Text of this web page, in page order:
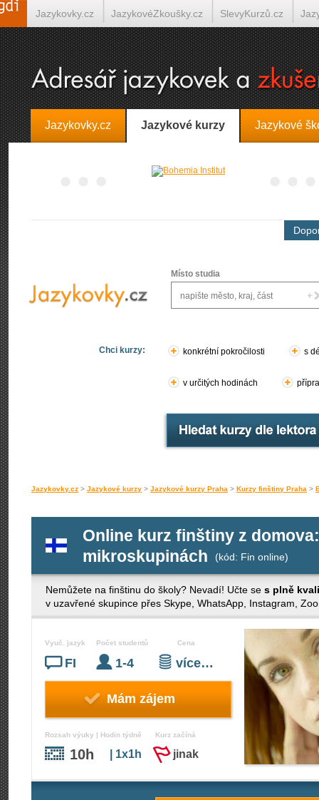
Jazykovky.cz Jazykové kurzy Jazykové
Místo studia
Chci kurzy: konkrétní pokročilosti s
v určitých hodinách
Jazykovky.cz > Jazykové kurzy > Jazykové kurzy Praha > Kurzy finštiny Praha >
Online kurz finštiny z
mikroskupinách
(kód: Fin online)
Nemůžete na finštinu do školy? Nevadí! Učte se s plně
v uzavřené skupince přes Skype, WhatsApp, Instagram,
Vyuč. jazyk
FI
Počet studentů
1-4
Cena
více…
Mám zájem
Rozsah výuky | Hodin týdně
10h | 1x1h
Kurz začíná
jinak
Jazykovky.cz JazykovéZkoušky.cz SlevyKurzů.cz
Španělština on-line Italština on-line Tlumočení-